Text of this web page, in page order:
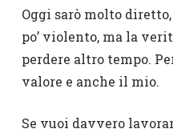
Oggi sarò molto
po’ violento, ma la
perdere altro tempo.
valore e anche il mio.
Se vuoi davvero